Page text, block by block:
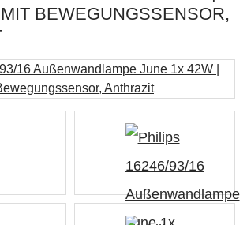
BEWEGUNGSSENSOR, A